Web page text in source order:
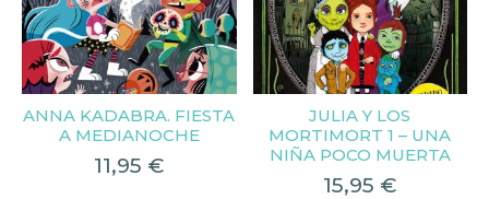
ANNA KADABRA. FIESTA
A MEDIANOCHE
11,95 €
JULIA Y LOS
MORTIMORT 1 – UNA
NIÑA POCO MUERTA
15,95 €